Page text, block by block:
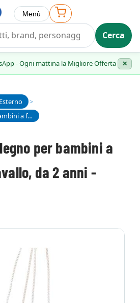
Cerca
Menù
- Ogni mattina la Migliore Offerta ✕
>
Altalena in legno per bambini a forma di Cavallo, da 2 anni - Small Foot
per bambini a
da 2 anni -